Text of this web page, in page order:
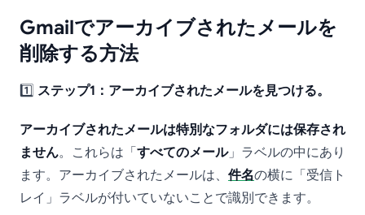
Gmailでアーカイブされたメールを
削除する方法
1️⃣ ステップ1：アーカイブされたメールを見つける。
アーカイブされたメールは特別なフォルダには保存され
ません。これらは「 すべてのメール」ラベルの中にあり
ます。アーカイブされたメールは、 件名の横に「受信ト
レイ」ラベルが付いていないことで識別できます。